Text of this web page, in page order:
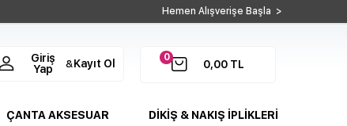
Hemen Alışverişe Başla >
0
0,00 TL
Giriş
Yap
& Kayıt Ol
ÇANTA AKSESUAR DİKİŞ & NAKIŞ İPLİKLERİ